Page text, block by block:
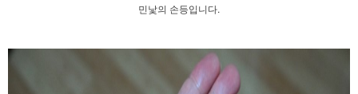
민낯의 손등입니다.